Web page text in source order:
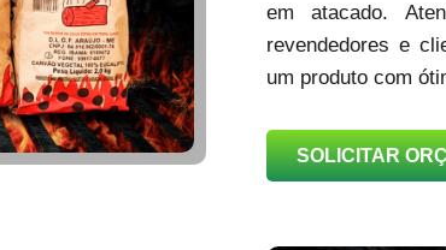
em atacado.
revendedores e
um produto com
SOLICITAR